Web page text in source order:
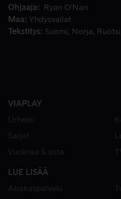
Ohjaaja
Ryan O'Nan
Maa
Yhdysvallat
Tekstitys
Suomi Norja Ruotsi
VIAPLAY
Urheilu
Sarjat
Vuokraa & osta
LUE LISÄÄ
Asiakaspalvelu